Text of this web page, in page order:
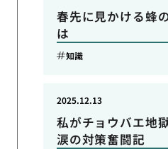
春先に見かける蜂
は
知識
私がチョウバエ地
涙の対策奮闘記
2025.12.13